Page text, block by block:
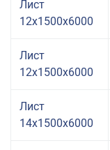
Лист
12x1500x6000
Лист
12x1500x6000
Лист
14x1500x6000